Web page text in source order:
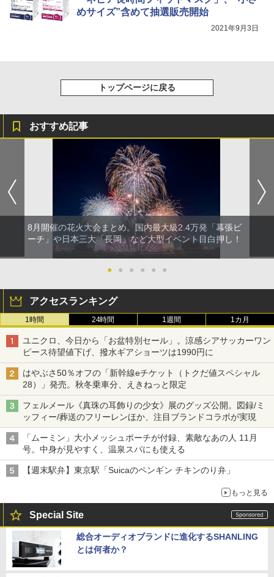
￥-
￥7,884
めサイズ”含めて抽選販売開始
2021年9月3日
トップページに戻る
おすすめ記事
8月開催の花火大会まとめ。国内最大級2.4万発「幕張ビ
ーチ」や日本三大「長岡」など大型イベント目白押し！
● ● ● ● ● ●
アクセスランキング
1時間 24時間 1週間 1カ月
ユニクロ、今日から「お盆特別セール」。涼感シアサッカーワン
ピース待望値下げ、撥水ギアショーツは1990円に
はやぶさ50％オフの「新幹線eチケット（トクだ値スペシャル
28）」発売。秋冬乗車分、えきねっと限定
フェルメール《真珠の耳飾りの少女》展のグッズ公開。図録/ミ
ッフィー/葬送のフリーレンほか、注目ブランドコラボが実現
「ムーミン」大小メッシュポーチが付録、素敵なあの人 11月
号。中身が見やすく、温泉スパにも使える
【週末駅弁】東京駅「Suicaのペンギン チキンのり弁」
もっと見る
Special Site
総合オーディオブランドに進化するSHANLING
とは何者か？